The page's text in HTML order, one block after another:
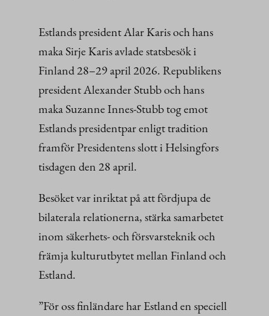
Estlands president Alar Karis och hans
maka Sirje Karis avlade statsbesök i
Finland 28–29 april 2026. Republikens
president Alexander Stubb och hans
maka Suzanne Innes-Stubb tog emot
Estlands presidentpar enligt tradition
framför Presidentens slott i Helsingfors
tisdagen den 28 april.
Besöket var inriktat på att fördjupa de
bilaterala relationerna, stärka samarbetet
inom säkerhets- och försvarsteknik och
främja kulturutbytet mellan Finland och
Estland.
”För oss finländare har Estland en speciell